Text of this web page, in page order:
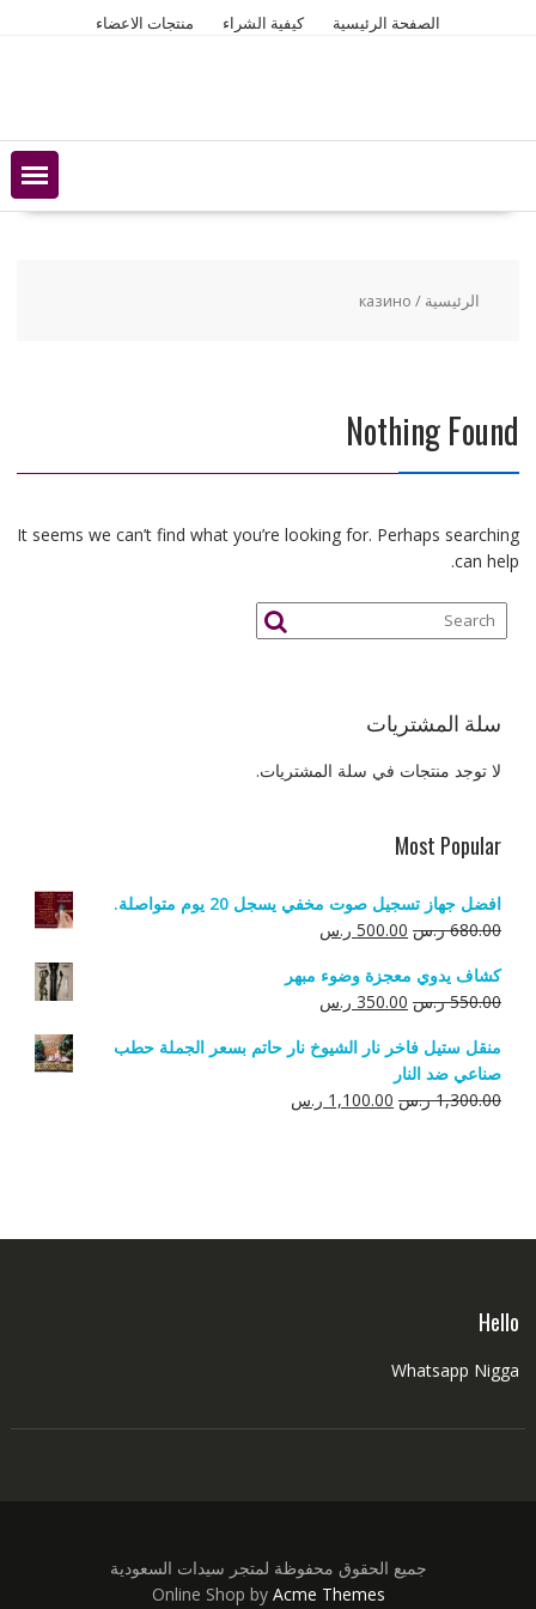
الصفحة الرئيسية كيفية الشراء منتجات الاعضاء
الرئيسية / казино
Nothing Found
It seems we can’t find what you’re looking for. Perhaps searching
can help.
سلة المشتريات
لا توجد منتجات في سلة المشتريات.
Most Popular
افضل جهاز تسجيل صوت مخفي يسجل 20 يوم متواصلة.
680.00 ر.س السعر
هو:
680.00 ر.س.
500.00 ر.سالسعر
هو:
500.00 ر.س.
كشاف يدوي معجزة وضوء مبهر
550.00 ر.س السعر
هو:
550.00 ر.س.
350.00 ر.سالسعر
هو:
منقل ستيل فاخر نار الشيوخ نار حاتم بسعر الجملة حطب
صناعي ضد النار
1,300.00 ر.س السعر
1,100.00 ر.سالسعر
Hello
Whatsapp Nigga
جميع الحقوق محفوظة لمتجر سيدات السعودية
Online Shop by Acme Themes